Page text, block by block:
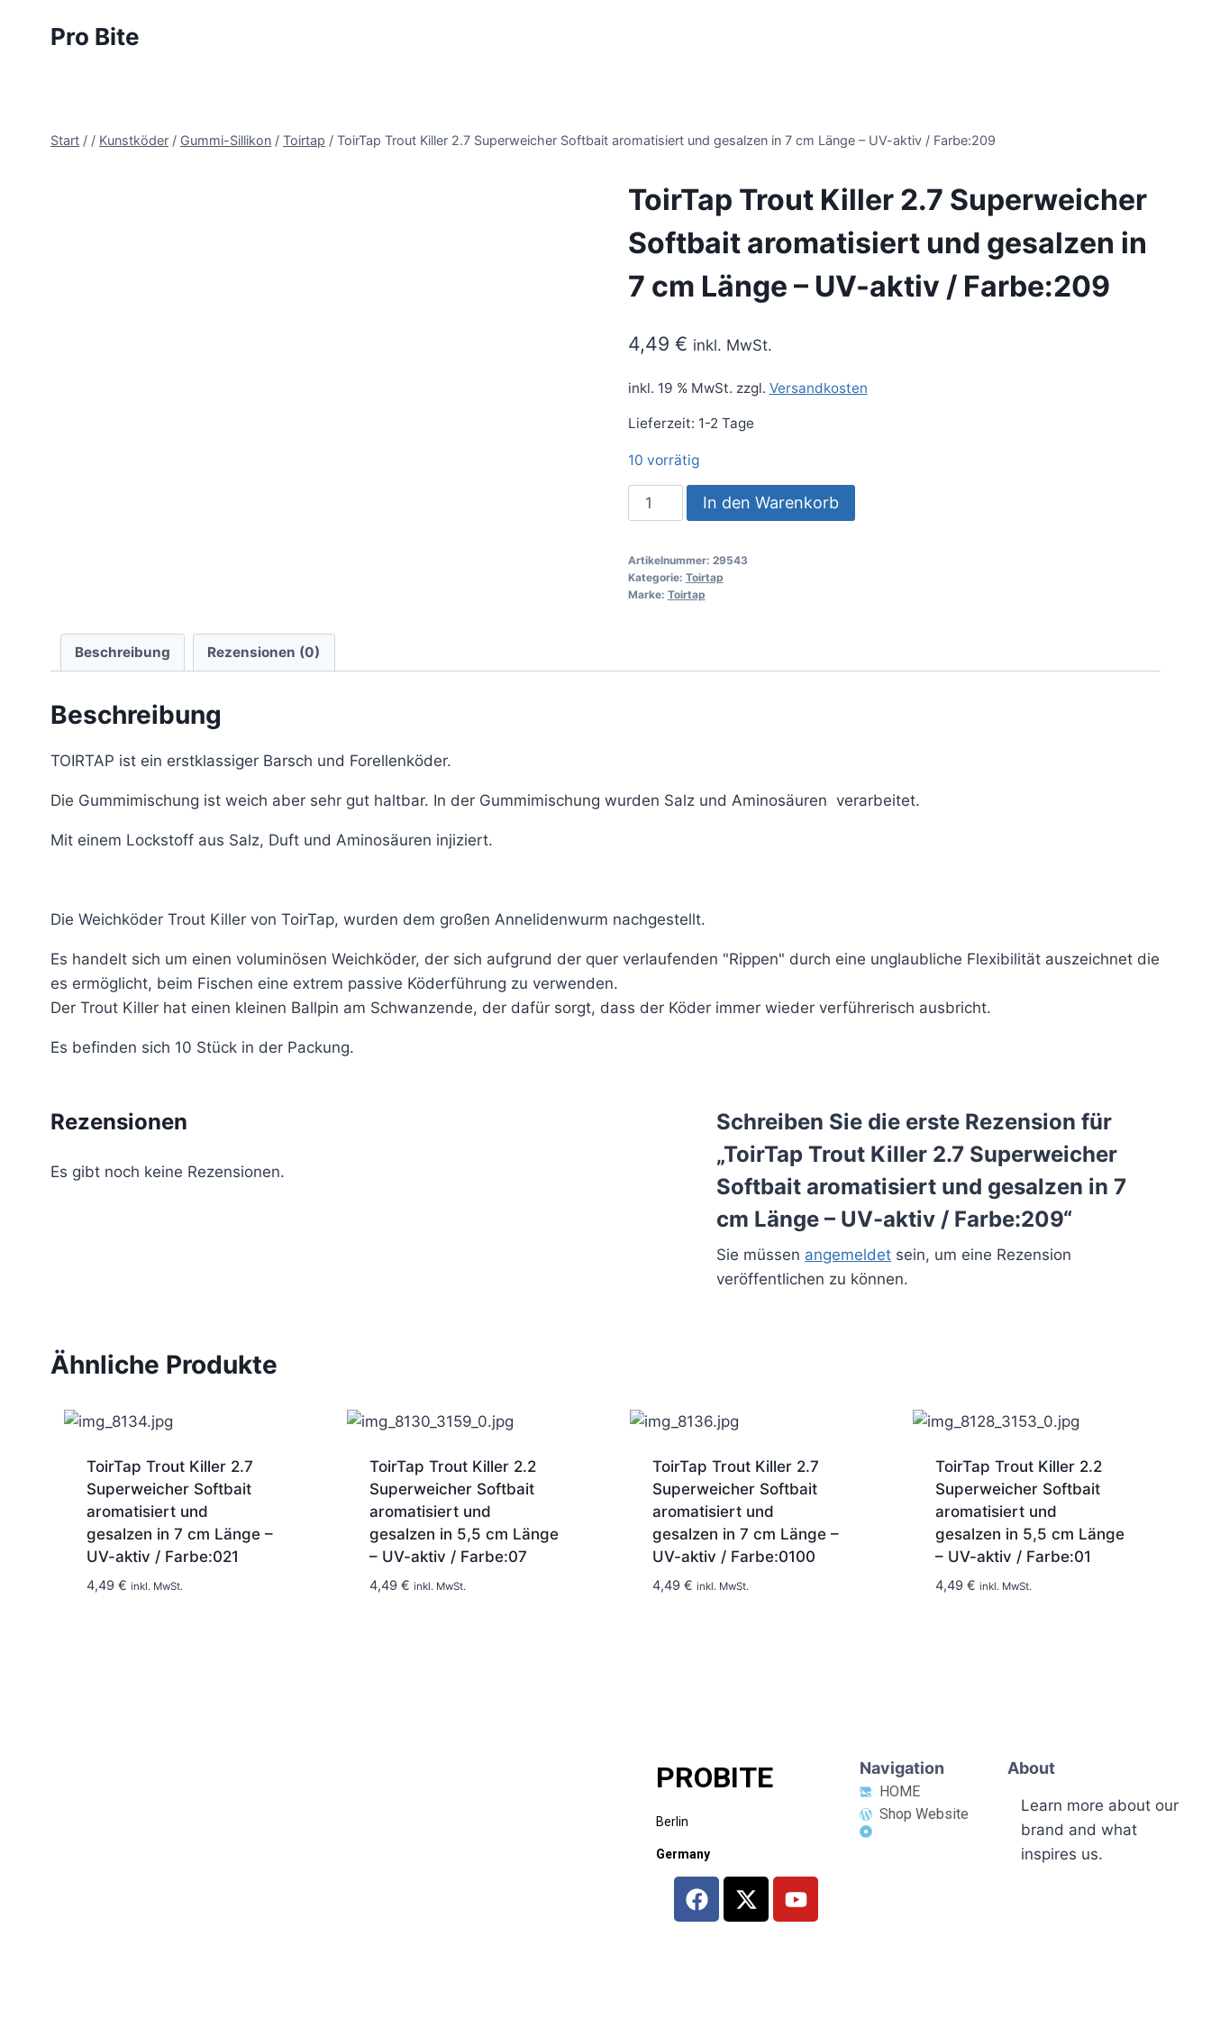
Pro Bite
Start / / Kunstköder / Gummi-Sillikon / Toirtap / ToirTap Trout Killer 2.7 Superweicher Softbait aromatisiert und gesalzen in 7 cm Länge – UV-aktiv / Farbe:209
ToirTap Trout Killer 2.7 Superweicher
Softbait aromatisiert und gesalzen in
7 cm Länge – UV-aktiv / Farbe:209
4,49 € inkl. MwSt.
inkl. 19 % MwSt. zzgl. Versandkosten
Lieferzeit: 1-2 Tage
10 vorrätig
In den Warenkorb
Artikelnummer: 29543
Kategorie: Toirtap
Marke: Toirtap
Beschreibung Rezensionen (0)
Beschreibung
TOIRTAP ist ein erstklassiger Barsch und Forellenköder.
Die Gummimischung ist weich aber sehr gut haltbar. In der Gummimischung wurden Salz und Aminosäuren verarbeitet.
Mit einem Lockstoff aus Salz, Duft und Aminosäuren injiziert.
Die Weichköder Trout Killer von ToirTap, wurden dem großen Annelidenwurm nachgestellt.
Es handelt sich um einen voluminösen Weichköder, der sich aufgrund der quer verlaufenden "Rippen" durch eine unglaubliche Flexibilität auszeichnet die
es ermöglicht, beim Fischen eine extrem passive Köderführung zu verwenden.
Der Trout Killer hat einen kleinen Ballpin am Schwanzende, der dafür sorgt, dass der Köder immer wieder verführerisch ausbricht.
Es befinden sich 10 Stück in der Packung.
Rezensionen
Es gibt noch keine Rezensionen.
Schreiben Sie die erste Rezension für
„ToirTap Trout Killer 2.7 Superweicher
Softbait aromatisiert und gesalzen in 7
cm Länge – UV-aktiv / Farbe:209“
Sie müssen angemeldet sein, um eine Rezension
veröffentlichen zu können.
Ähnliche Produkte
ToirTap Trout Killer 2.7
Superweicher Softbait
aromatisiert und
gesalzen in 7 cm Länge –
UV-aktiv / Farbe:021
4,49 € inkl. MwSt.
ToirTap Trout Killer 2.2
Superweicher Softbait
aromatisiert und
gesalzen in 5,5 cm Länge
– UV-aktiv / Farbe:07
4,49 € inkl. MwSt.
ToirTap Trout Killer 2.7
Superweicher Softbait
aromatisiert und
gesalzen in 7 cm Länge –
UV-aktiv / Farbe:0100
4,49 € inkl. MwSt.
ToirTap Trout Killer 2.2
Superweicher Softbait
aromatisiert und
gesalzen in 5,5 cm Länge
– UV-aktiv / Farbe:01
4,49 € inkl. MwSt.
PROBITE
Berlin
Germany
Navigation
HOME
Shop Website
About
Learn more about our
brand and what
inspires us.